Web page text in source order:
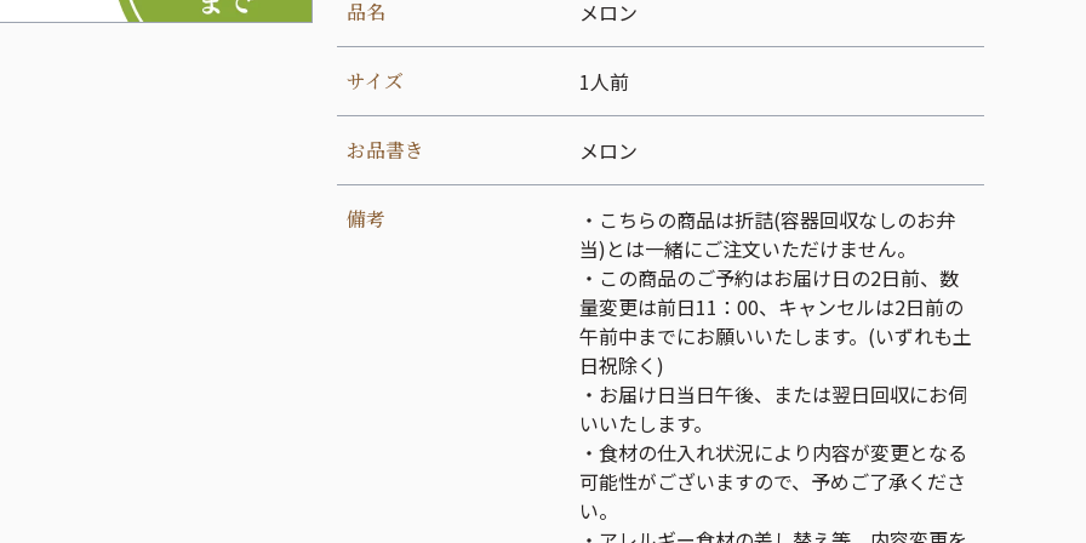
品名 メロン
サイズ 1人前
お品書き メロン
備考
・こちらの商品は折詰(容器回収なしのお弁
当)とは一緒にご注文いただけません。
・この商品のご予約はお届け日の2日前、数
量変更は前日11：00、キャンセルは2日前の
午前中までにお願いいたします。(いずれも土
日祝除く)
・お届け日当日午後、または翌日回収にお伺
いいたします。
・食材の仕入れ状況により内容が変更となる
可能性がございますので、予めご了承くださ
い。